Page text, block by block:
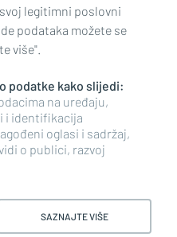
legitimni poslovni
podataka možete se
više".
podatke kako slijedi:
na uređaju,
i identifikacija
oglasi i sadržaj,
o publici, razvoj
SAZNAJTE VIŠE